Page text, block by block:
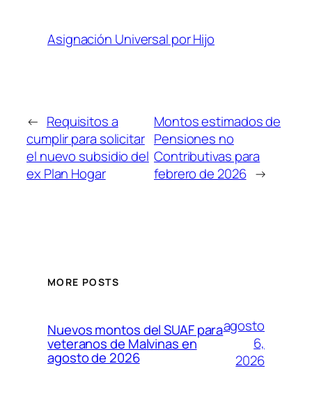
Asignación Universal por Hijo
← Requisitos a
cumplir para solicitar
el nuevo subsidio del
ex Plan Hogar
Montos estimados de
Pensiones no
Contributivas para
febrero de 2026 →
MORE POSTS
Nuevos montos del SUAF para
veteranos de Malvinas en
agosto de 2026
agosto
6,
2026